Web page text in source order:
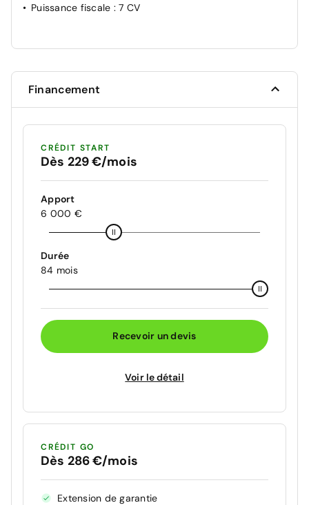
Puissance fiscale : 7 CV
Financement
CRÉDIT START
Dès 229 €/mois
Apport
6 000 €
Durée
84 mois
Recevoir un devis
Voir le détail
CRÉDIT GO
Dès 286 €/mois
Extension de garantie